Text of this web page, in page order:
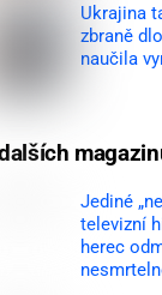
Ukrajina
zbraně
naučila
Jediné
televizní
herec